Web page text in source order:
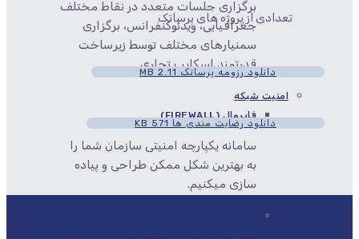
برگزاری جلسات متعدد در نقاط مختلف
جغرافیایی، ویدئوکنفرانس، برگزاری
سمنیارهای مختلف توسط زیرساخت
قدرتمند اسکایپ تجاری
امنیت شبکه
فایروال (FIREWALL)
سامانه یکپارچه امنیتی سازمان شما را
به بهترین شکل ممکن طراحی و پیاده
سازی میکنیم.
تعدادی از پروژه های پرساتک
دانلود رزومه پرساتک 2.11 MB
دانلود رضایت مندی ها 571 KB